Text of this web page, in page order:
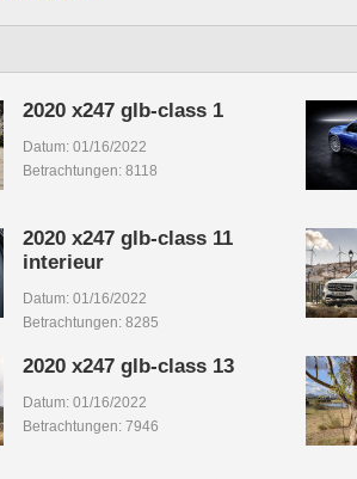
2020 x247 glb-class 1
Datum: 01/16/2022
Betrachtungen: 8118
2020 x247 glb-class 11
interieur
Datum: 01/16/2022
Betrachtungen: 8285
2020 x247 glb-class 13
Datum: 01/16/2022
Betrachtungen: 7946